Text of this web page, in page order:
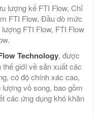
lượng kế FTI Flow, Chỉ
FTI Flow, Đầu dò mức
FTI Flow, FTI Flow
Technology, được
thế giới về sản xuất các
có độ chính xác cao,
vô song, bao gồm
các ứng dụng khó khăn